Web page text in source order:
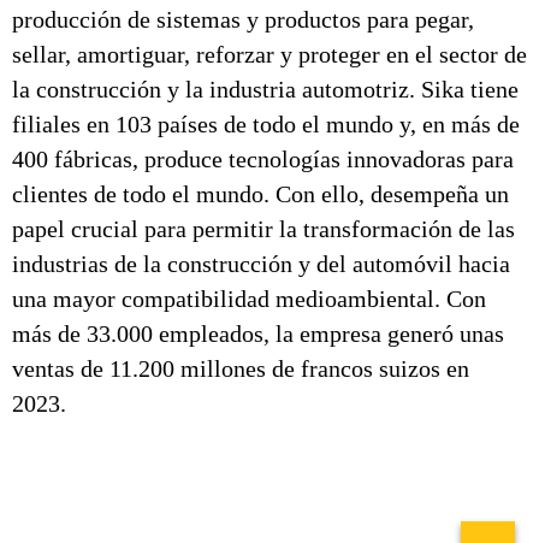
producción de sistemas y productos para pegar,
sellar, amortiguar, reforzar y proteger en el sector de
la construcción y la industria automotriz. Sika tiene
filiales en 103 países de todo el mundo y, en más de
400 fábricas, produce tecnologías innovadoras para
clientes de todo el mundo. Con ello, desempeña un
papel crucial para permitir la transformación de las
industrias de la construcción y del automóvil hacia
una mayor compatibilidad medioambiental. Con
más de 33.000 empleados, la empresa generó unas
ventas de 11.200 millones de francos suizos en
2023.